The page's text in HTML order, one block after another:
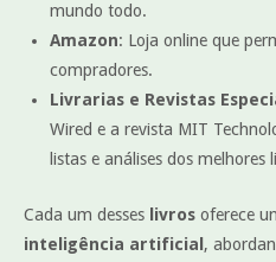
mundo todo.
Amazon: Loja online que
compradores.
Livrarias e Revistas
Wired e a revista MIT
listas e análises dos melhores
Cada um desses livros oferece
inteligência artificial ,